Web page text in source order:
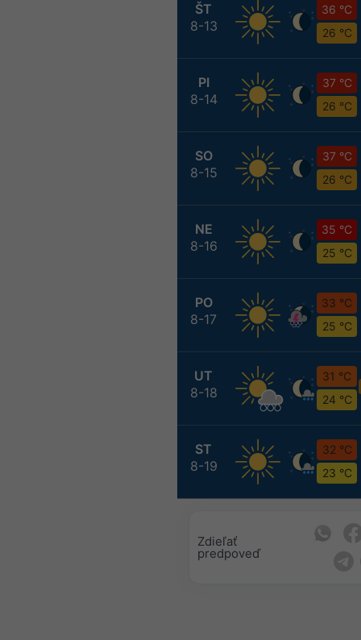
ŠT
8-13
36 °C
26 °C
PI
8-14
37 °C
26 °C
SO
8-15
37 °C
26 °C
NE
8-16
35 °C
25 °C
PO
8-17
33 °C
25 °C
UT
8-18
31 °C
24 °C
ST
8-19
32 °C
23 °C
Zdieľať
predpoveď